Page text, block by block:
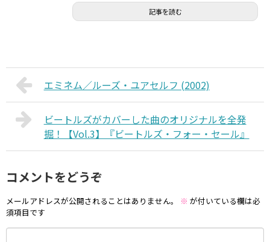
記事を読む
エミネム／ルーズ・ユアセルフ (2002)
ビートルズがカバーした曲のオリジナルを全発
掘！【Vol.3】『ビートルズ・フォー・セール』
コメントをどうぞ
メールアドレスが公開されることはありません。 ※ が付いている欄は必
須項目です